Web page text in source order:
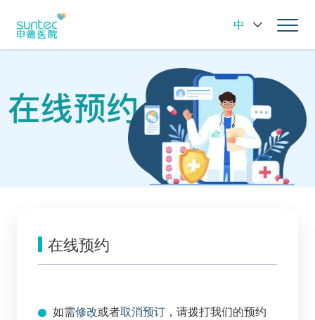
中
在线预约
如需修改或者取消预订 ，请拨打我们的预约